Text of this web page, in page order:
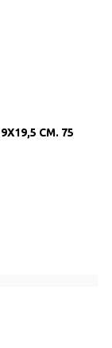
СМ. 75